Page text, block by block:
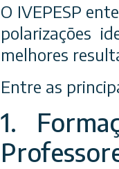
O IVEPESP
polarizações
melhores
Entre as
1.